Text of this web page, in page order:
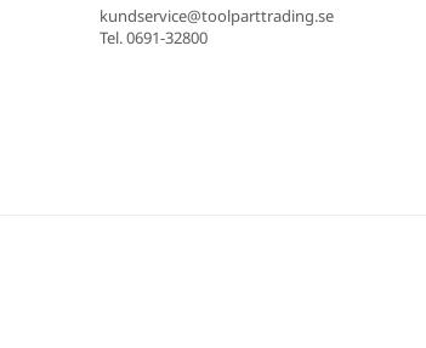
kundservice@toolparttrading.se
Tel. 0691-32800